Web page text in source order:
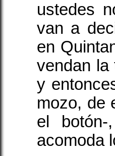
ustedes
van a
en
vendan la
y
mozo, de
el
acomoda